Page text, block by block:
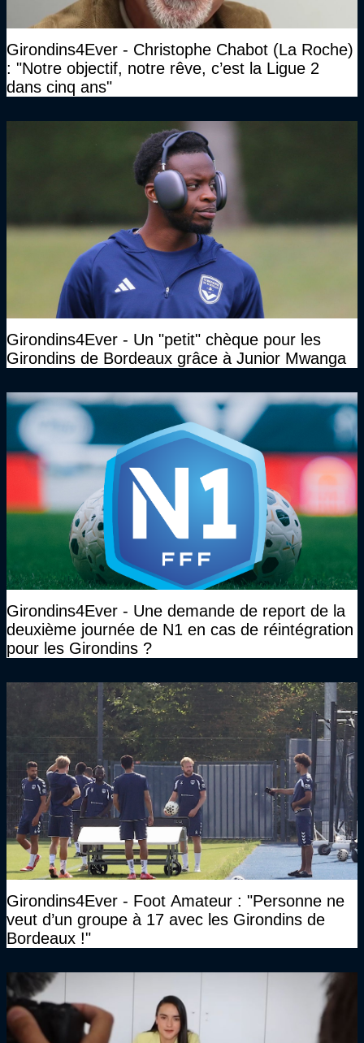
Girondins4Ever - Christophe Chabot (La Roche)
: "Notre objectif, notre rêve, c’est la Ligue 2
dans cinq ans"
Girondins4Ever - Un "petit" chèque pour les
Girondins de Bordeaux grâce à Junior Mwanga
Girondins4Ever - Une demande de report de la
deuxième journée de N1 en cas de réintégration
pour les Girondins ?
Girondins4Ever - Foot Amateur : "Personne ne
veut d’un groupe à 17 avec les Girondins de
Bordeaux !"